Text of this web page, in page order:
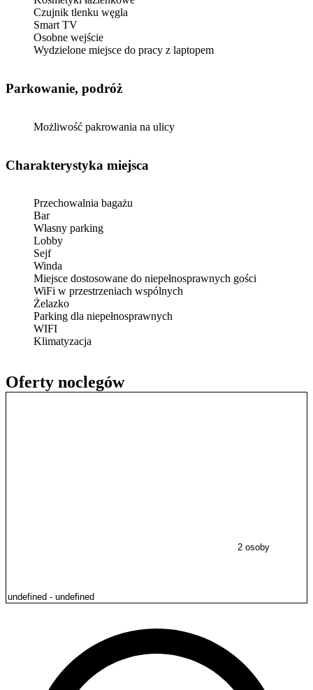
Oferty noclegów
2 osoby
Czujnik tlenku węgla
Smart TV
Osobne wejście
Wydzielone miejsce do pracy z laptopem
Parkowanie, podróż
Możliwość pakrowania na ulicy
Charakterystyka miejsca
Przechowalnia bagażu
Bar
Własny parking
Lobby
Sejf
Winda
Miejsce dostosowane do niepełnosprawnych gości
WiFi w przestrzeniach wspólnych
Żelazko
Parking dla niepełnosprawnych
WIFI
Klimatyzacja